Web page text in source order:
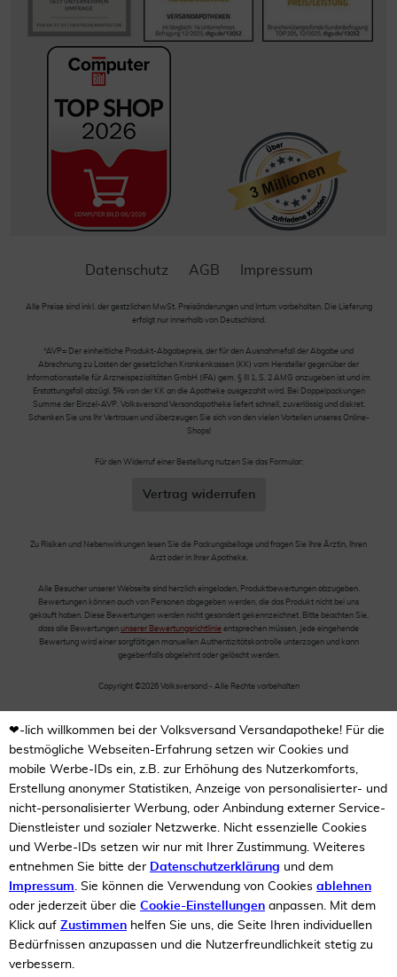
Datenschutz AGB Impressum
Alle Preise sind inkl. der gestzlichen MwSt. Preisänderungen und Irrtum vorbehalten. Die Lieferung
erfolgt nur innerhalb von Deutschland.
*AVP= Der einheitliche Produkt-Abgabepreis, der für den Ausnahmefall der Abgabe und
Abrechnung zu Lasten der gesetzlichen Krankenkassen (KK) vom Hersteller gegenüber der
Informationsstelle für Arzneispezialitäten GmbH (IFA) gem. § III 1, S. 2 AMG anzugeben ist und im
Erstattungsfall abzügl. 5% von der KK an die Apotheke ausgezahlt wird. Bei Doppelpackungen
Summe der Einzel-AVP. Volksversand Versandapotheke liefert schnell, zuverlässig und diskret.
Schenken Sie uns Ihr Vertrauen und überzeugen Sie sich von den vielen Vorteilen unseres Online-
Shops!
Für den Widerruf einer Bestellung nutzen Sie das Formular:
Vertrag widerrufen
Zu Risiken und Nebenwirkungen lesen Sie die Packungsbeilage und fragen Sie Ihre Ärztin, Ihren
Arzt oder in Ihrer Apotheke.
Alle Besucher unserer Webseite sind herzlich eingeladen, Produktbewertungen abzugeben.
Bewertungen können auch von Personen abgegeben werden, die das Produkt nicht bei uns
gekauft haben. Diese Bewertungen werden nicht gesondert gekennzeichnet. Bitte beachten Sie,
dass alle Bewertungen unserer Bewertungsrichtlinie entsprechen müssen. Jede eingehende
Bewertung wird einer sorgfältigen manuellen Authentizitätskontrolle unterzogen und kann
gegebenfalls abgelehnt oder gelöscht werden.
Copyright ©2026 Volksversand - Alle Rechte vorbehalten
❤-lich willkommen bei der Volksversand Versandapotheke! Für die
bestmögliche Webseiten-Erfahrung setzen wir Cookies und
mobile Werbe-IDs ein, z.B. zur Erhöhung des Nutzerkomforts,
Erstellung anonymer Statistiken, Anzeige von personalisierter- und
nicht-personalisierter Werbung, oder Anbindung externer Service-
Dienstleister und sozialer Netzwerke. Nicht essenzielle Cookies
und Werbe-IDs setzen wir nur mit Ihrer Zustimmung. Weiteres
entnehmen Sie bitte der Datenschutzerklärung und dem
Impressum. Sie können die Verwendung von Cookies ablehnen
oder jederzeit über die Cookie-Einstellungen anpassen. Mit dem
Klick auf Zustimmen helfen Sie uns, die Seite Ihren individuellen
Bedürfnissen anzupassen und die Nutzerfreundlichkeit stetig zu
verbessern.